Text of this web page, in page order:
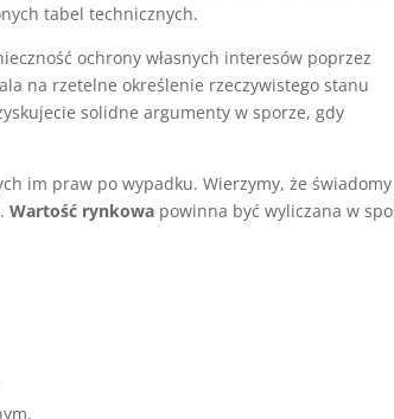
tabel technicznych.
ochrony własnych interesów poprzez
na rzetelne określenie rzeczywistego stanu
solidne argumenty w sporze, gdy
im praw po wypadku. Wierzymy, że świadomy
Wartość rynkowa powinna być wyliczana w